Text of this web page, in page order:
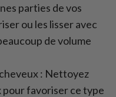
parties de vos
ou les lisser avec
de volume
: Nettoyez
favoriser ce type